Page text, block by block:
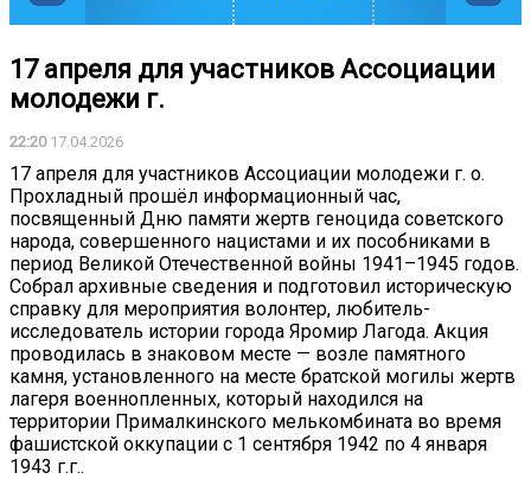
17 апреля для участников Ассоциации
молодежи г.
22:2017.04.2026
17 апреля для участников Ассоциации молодежи г. о.
Прохладный прошёл информационный час,
посвященный Дню памяти жертв геноцида советского
народа, совершенного нацистами и их пособниками в
период Великой Отечественной войны 1941–1945 годов.
Собрал архивные сведения и подготовил историческую
справку для мероприятия волонтер, любитель-
исследователь истории города Яромир Лагода. Акция
проводилась в знаковом месте — возле памятного
камня, установленного на месте братской могилы жертв
лагеря военнопленных, который находился на
территории Прималкинского мелькомбината во время
фашистской оккупации с 1 сентября 1942 по 4 января
1943 г.г..